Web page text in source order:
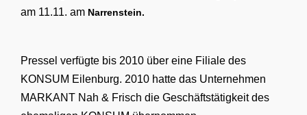
am 11.11. am Narrenstein.
Pressel verfügte bis 2010 über eine Filiale des
KONSUM Eilenburg. 2010 hatte das Unternehmen
MARKANT Nah & Frisch die Geschäftstätigkeit des